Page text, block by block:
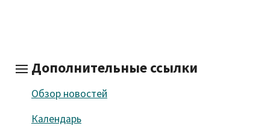
Дополнительные ссылки
Обзор новостей
Календарь